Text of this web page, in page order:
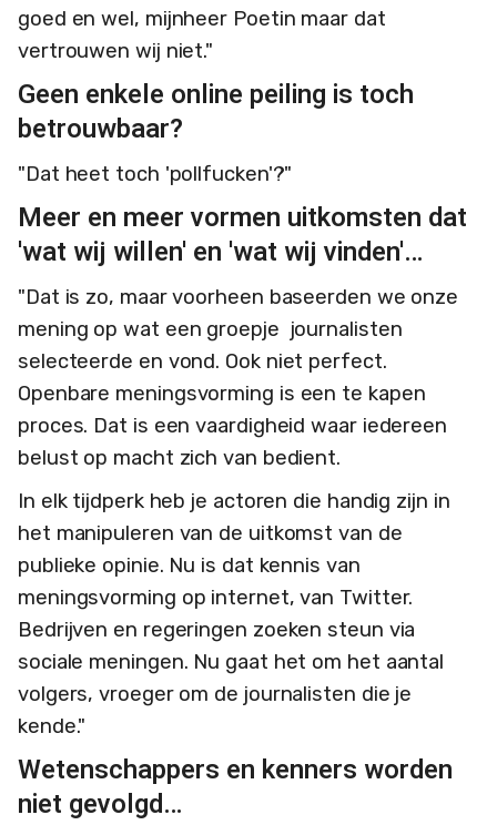
goed en wel, mijnheer Poetin maar dat
vertrouwen wij niet."
Geen enkele online peiling is toch
betrouwbaar?
"Dat heet toch 'pollfucken'?"
Meer en meer vormen uitkomsten dat
'wat wij willen' en 'wat wij vinden'…
"Dat is zo, maar voorheen baseerden we onze
mening op wat een groepje journalisten
selecteerde en vond. Ook niet perfect.
Openbare meningsvorming is een te kapen
proces. Dat is een vaardigheid waar iedereen
belust op macht zich van bedient.
In elk tijdperk heb je actoren die handig zijn in
het manipuleren van de uitkomst van de
publieke opinie. Nu is dat kennis van
meningsvorming op internet, van Twitter.
Bedrijven en regeringen zoeken steun via
sociale meningen. Nu gaat het om het aantal
volgers, vroeger om de journalisten die je
kende."
Wetenschappers en kenners worden
niet gevolgd…